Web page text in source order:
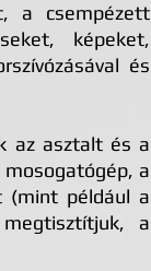
a csempézett
képeket,
és
az asztalt és a
a
(mint például a
a